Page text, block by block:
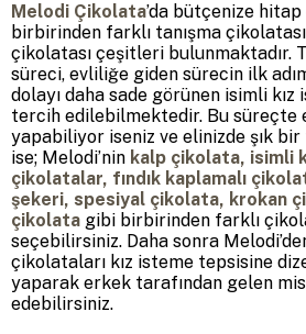
Melodi Çikolata’da bütçenize
birbirinden farklı tanışma
çikolatası çeşitleri bulunmaktadır.
süreci, evliliğe giden sürecin ilk
dolayı daha sade görünen isimli
tercih edilebilmektedir. Bu süreçte
yapabiliyor iseniz ve elinizde şık
ise; Melodi’nin kalp çikolata, isimli
çikolatalar, fındık kaplamalı
şekeri, spesiyal çikolata, krokan
çikolata gibi birbirinden farklı
seçebilirsiniz. Daha sonra Melodi’den
çikolataları kız isteme tepsisine
yaparak erkek tarafından gelen
edebilirsiniz.